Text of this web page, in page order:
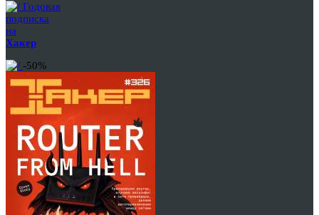
Годовая
подписка
на
Хакер
-50%